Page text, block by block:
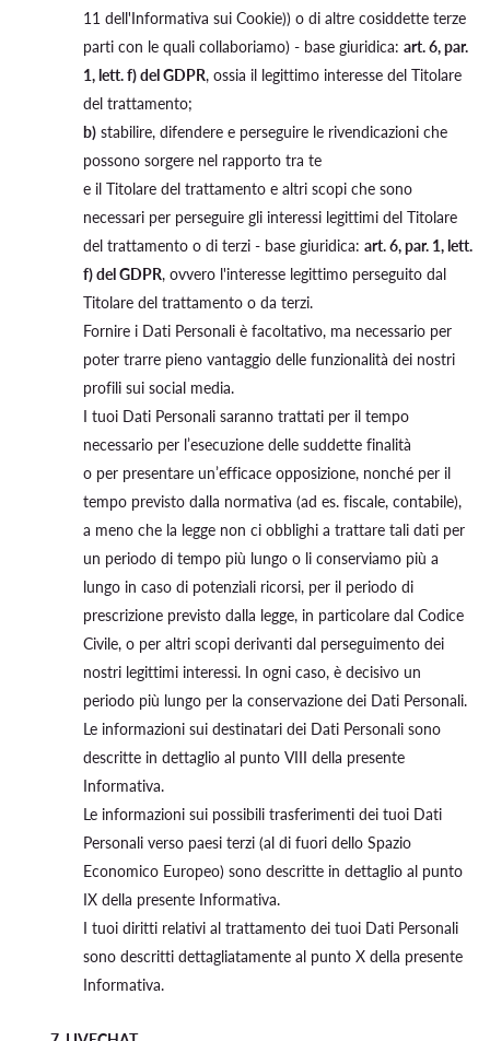
11 dell'Informativa sui Cookie)) o di altre cosiddette terze
parti con le quali collaboriamo) - base giuridica: art. 6, par.
1, lett. f) del GDPR, ossia il legittimo interesse del Titolare
del trattamento;
b) stabilire, difendere e perseguire le rivendicazioni che
possono sorgere nel rapporto tra te
e il Titolare del trattamento e altri scopi che sono
necessari per perseguire gli interessi legittimi del Titolare
del trattamento o di terzi - base giuridica: art. 6, par. 1, lett.
f) del GDPR, ovvero l'interesse legittimo perseguito dal
Titolare del trattamento o da terzi.
Fornire i Dati Personali è facoltativo, ma necessario per
poter trarre pieno vantaggio delle funzionalità dei nostri
profili sui social media.
I tuoi Dati Personali saranno trattati per il tempo
necessario per l’esecuzione delle suddette finalità
o per presentare un’efficace opposizione, nonché per il
tempo previsto dalla normativa (ad es. fiscale, contabile),
a meno che la legge non ci obblighi a trattare tali dati per
un periodo di tempo più lungo o li conserviamo più a
lungo in caso di potenziali ricorsi, per il periodo di
prescrizione previsto dalla legge, in particolare dal Codice
Civile, o per altri scopi derivanti dal perseguimento dei
nostri legittimi interessi. In ogni caso, è decisivo un
periodo più lungo per la conservazione dei Dati Personali.
Le informazioni sui destinatari dei Dati Personali sono
descritte in dettaglio al punto VIII della presente
Informativa.
Le informazioni sui possibili trasferimenti dei tuoi Dati
Personali verso paesi terzi (al di fuori dello Spazio
Economico Europeo) sono descritte in dettaglio al punto
IX della presente Informativa.
I tuoi diritti relativi al trattamento dei tuoi Dati Personali
sono descritti dettagliatamente al punto X della presente
Informativa.